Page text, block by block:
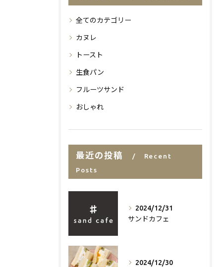
全てのカテゴリー
カヌレ
トースト
生食パン
フルーツサンド
おしゃれ
最近の投稿
Recent
Posts
2024/12/31
サンドカフェ
2024/12/30